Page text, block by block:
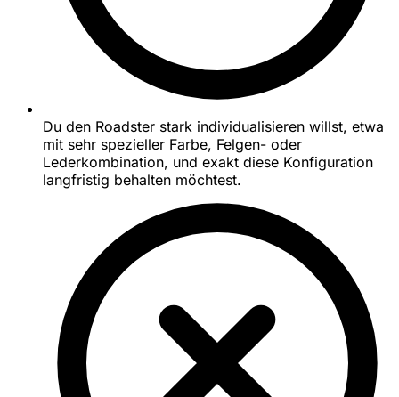
Du den Roadster stark individualisieren willst, etwa
mit sehr spezieller Farbe, Felgen- oder
Lederkombination, und exakt diese Konfiguration
langfristig behalten möchtest.